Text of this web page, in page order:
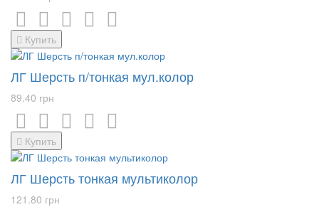
Купить
ЛГ Шерсть п/тонкая мул.колор
89.40 грн
Купить
ЛГ Шерсть тонкая мультиколор
121.80 грн